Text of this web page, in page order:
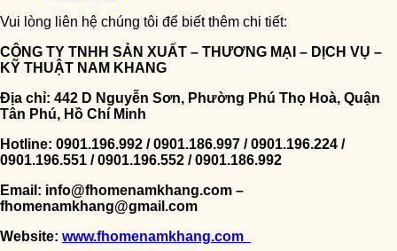
Vui lòng liên hệ chúng tôi để biết thêm chi tiết:
CÔNG TY TNHH SẢN XUẤT – THƯƠNG MẠI – DỊCH VỤ –
KỸ THUẬT NAM KHANG
Địa chỉ: 442 D Nguyễn Sơn, Phường Phú Thọ Hoà, Quận
Tân Phú, Hồ Chí Minh
Hotline: 0901.196.992 / 0901.186.997 / 0901.196.224 /
0901.196.551 / 0901.196.552 / 0901.186.992
Email: info@fhomenamkhang.com –
fhomenamkhang@gmail.com
Website: www.fhomenamkhang.com